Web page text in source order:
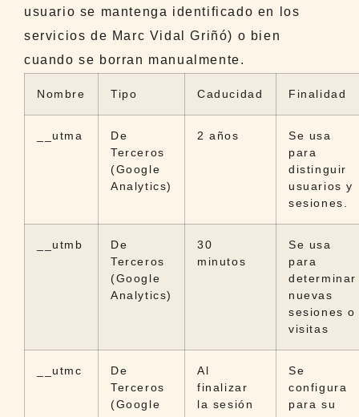
usuario se mantenga identificado en los
servicios de Marc Vidal Griñó) o bien
cuando se borran manualmente.
Nombre Tipo Caducidad Finalidad
__utma
De
Terceros
(Google
Analytics)
2 años
Se usa
para
distinguir
usuarios y
sesiones.
__utmb
De
Terceros
(Google
Analytics)
30
minutos
Se usa
para
determinar
nuevas
sesiones o
visitas
__utmc
De
Terceros
(Google
Al
finalizar
la sesión
Se
configura
para su